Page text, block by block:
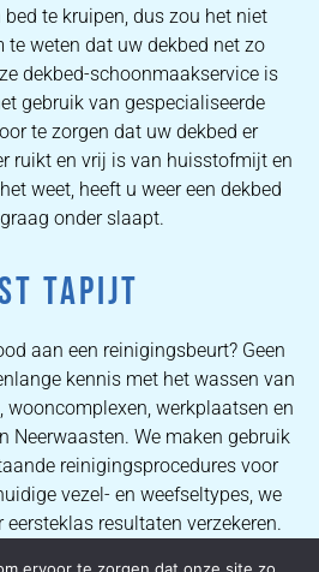
te kruipen, dus zou het niet
weten dat uw dekbed net zo
dekbed-schoonmaakservice is
gebruik van gespecialiseerde
te zorgen dat uw dekbed er
ruikt en vrij is van huisstofmijt en
weet, heeft u weer een dekbed
onder slaapt.
TAPIJT
aan een reinigingsbeurt? Geen
kennis met het wassen van
werkplaatsen en
Neerwaasten. We maken gebruik
reinigingsprocedures voor
vezel- en weefseltypes, we
eersteklas resultaten verzekeren.